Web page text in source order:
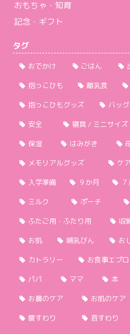
おもちゃ・知育
記念・ギフト
タグ
おでかけ ごはん
抱っこひも
離乳食
抱っこひもグッズ
バッグ
安全
寝具 / ミニサイズ
保湿
はみがき
メモリアルグッズ
ケア
入学準備
９か月
ミルク
ポーチ
ふたご用・ふたり用
収
お肌
哺乳びん お
カトラリー
お食事エプ
パパ
ママ 本
お鼻のケア
お肌のケア
腰すわり
首すわり